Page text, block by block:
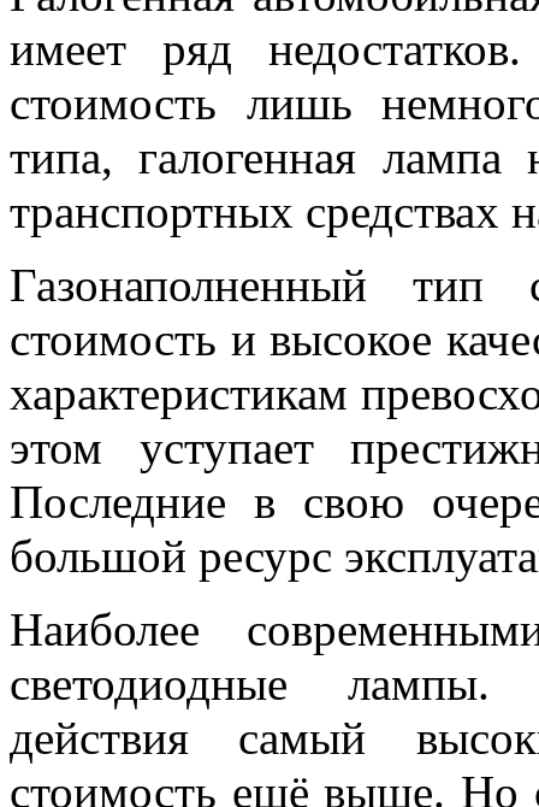
имеет ряд
стоимость лишь
типа, галогенная лампа
транспортных средствах
Газонаполненный тип
стоимость и высокое
характеристикам
этом уступает
Последние в свою
большой ресурс
Наиболее
светодиодные
действия самый
стоимость ещё выше. Но